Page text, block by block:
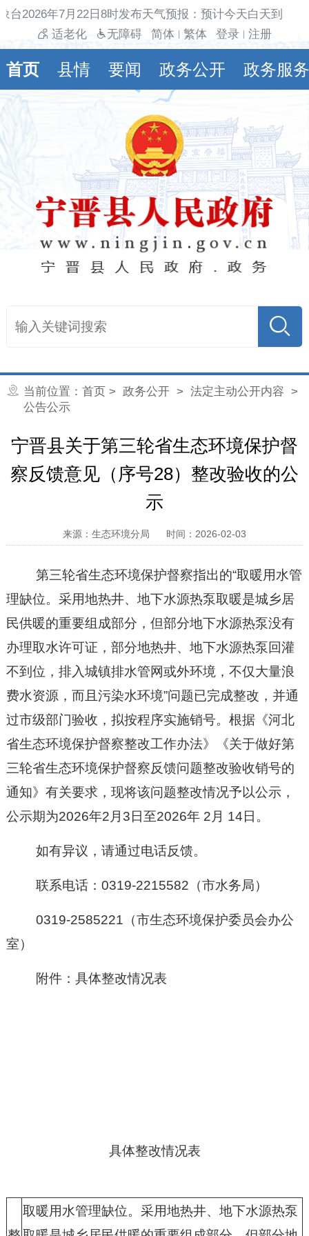
台2026年7月22日8时发布天气预报：预计今天白天到夜
适老化
无障碍 简体 繁体 登录 注册
首页 县情 要闻 政务公开 政务服务
当前位置： 首页 > 政务公开> 法定主动公开内容 >
公告公示
宁晋县关于第三轮省生态环境保护督
察反馈意见（序号28）整改验收的公
示
来源：生态环境分局 时间：2026-02-03
第三轮省生态环境保护督察指出的“取暖用水管
理缺位。采用地热井、地下水源热泵取暖是城乡居
民供暖的重要组成部分，但部分地下水源热泵没有
办理取水许可证，部分地热井、地下水源热泵回灌
不到位，排入城镇排水管网或外环境，不仅大量浪
费水资源，而且污染水环境”问题已完成整改，并通
过市级部门验收，拟按程序实施销号。根据《河北
省生态环境保护督察整改工作办法》《关于做好第
三轮省生态环境保护督察反馈问题整改验收销号的
通知》有关要求，现将该问题整改情况予以公示，
公示期为2026年2 月 3 日至2026年 2 月 14 日。
如有异议，请通过电话反馈。
联系电话： 0319-2215582 （市水务局）
0319-2585221（市生态环境保护委员会办公
室）
附件：具体整改情况表
具体整改情况表
取暖用水管理缺位。采用地热井、地下水源热泵